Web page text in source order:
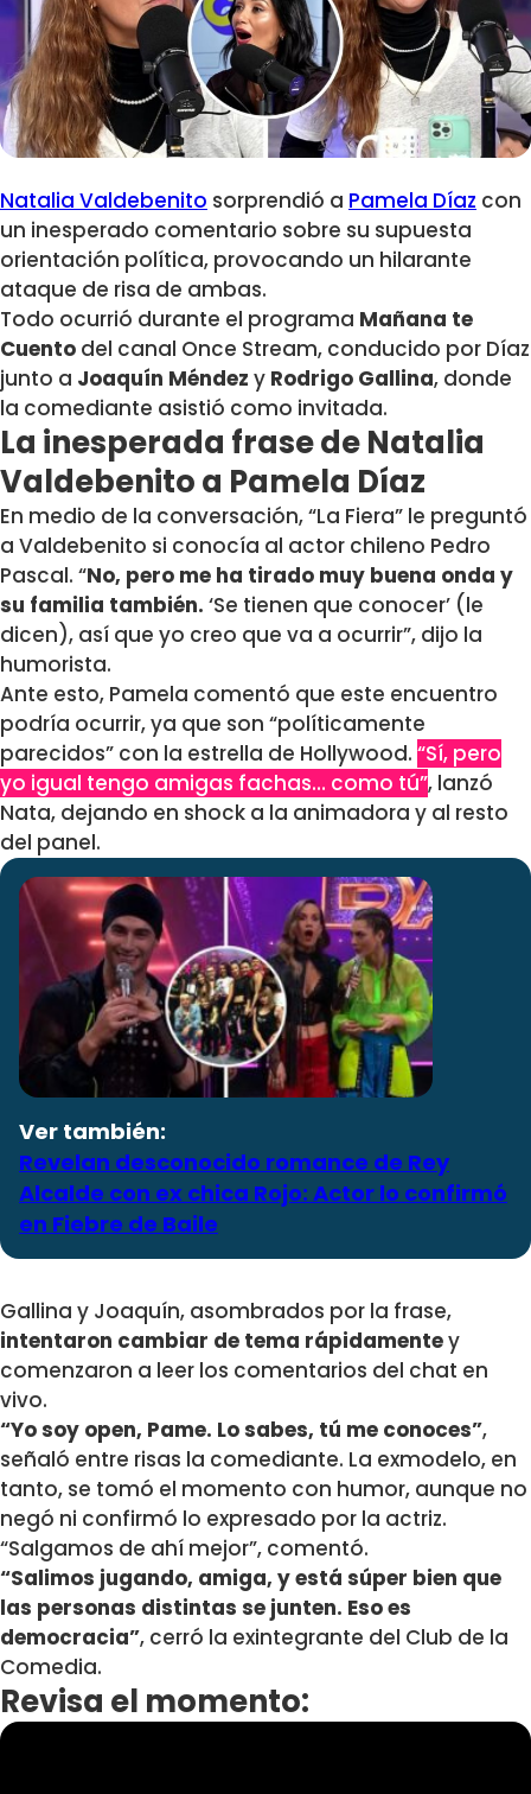
Natalia Valdebenito sorprendió a Pamela Díaz con
un inesperado comentario sobre su supuesta
orientación política, provocando un hilarante
ataque de risa de ambas.
Todo ocurrió durante el programa Mañana te
Cuento del canal Once Stream, conducido por Díaz
junto a Joaquín Méndez y Rodrigo Gallina, donde
la comediante asistió como invitada.
La inesperada frase de Natalia
Valdebenito a Pamela Díaz
En medio de la conversación, “La Fiera” le preguntó
a Valdebenito si conocía al actor chileno Pedro
Pascal. “No, pero me ha tirado muy buena onda y
su familia también. ‘Se tienen que conocer’ (le
dicen), así que yo creo que va a ocurrir”, dijo la
humorista.
Ante esto, Pamela comentó que este encuentro
podría ocurrir, ya que son “políticamente
parecidos” con la estrella de Hollywood. “Sí, pero
yo igual tengo amigas fachas… como tú”, lanzó
Nata, dejando en shock a la animadora y al resto
del panel.
Ver también:
Revelan desconocido romance de Rey
Alcalde con ex chica Rojo: Actor lo confirmó
en Fiebre de Baile
Gallina y Joaquín, asombrados por la frase,
intentaron cambiar de tema rápidamentey
comenzaron a leer los comentarios del chat en
vivo.
“Yo soy open, Pame. Lo sabes, tú me conoces”,
señaló entre risas la comediante. La exmodelo, en
tanto, se tomó el momento con humor, aunque no
negó ni confirmó lo expresado por la actriz.
“Salgamos de ahí mejor”, comentó.
“Salimos jugando, amiga, y está súper bien que
las personas distintas se junten. Eso es
democracia”, cerró la exintegrante del Club de la
Comedia.
Revisa el momento: